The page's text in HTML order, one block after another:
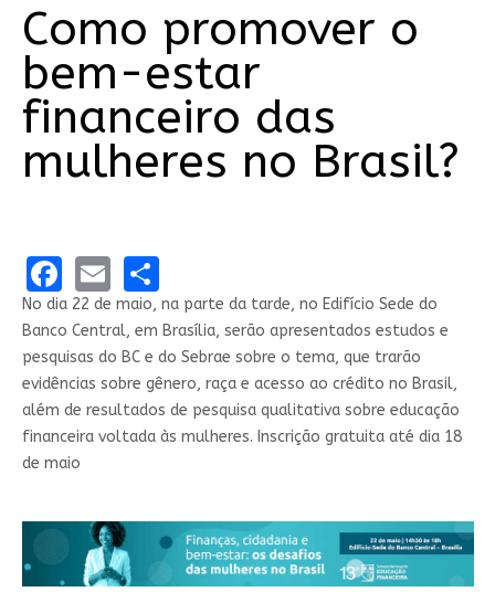
Como promover o
bem-estar
financeiro das
mulheres no Brasil?
Facebook
EmailShare
No dia 22 de maio, na parte da tarde, no Edifício Sede do
Banco Central, em Brasília, serão apresentados​ estudos e
pesquisas do BC e do Sebrae sobre o tema, que trarão
evidências sobre gênero, raça e acesso ao crédito no Brasil,
além de resultados de pesquisa qualitativa sobre educação
financeira voltada às mulheres. Inscrição gratuita até dia 18
de maio